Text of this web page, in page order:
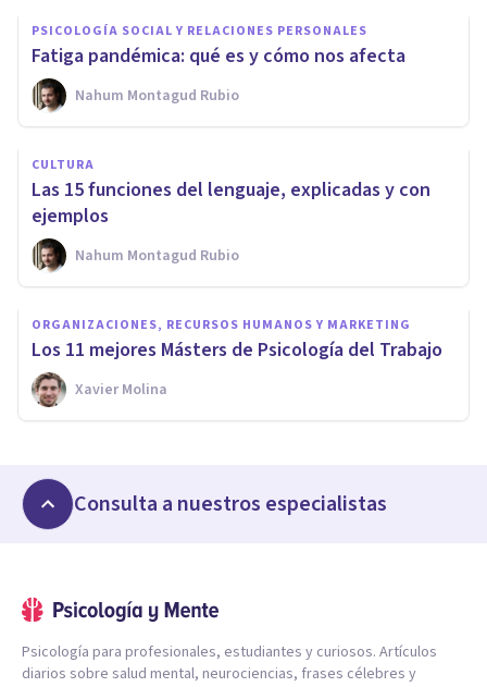
PSICOLOGÍA SOCIAL Y RELACIONES PERSONALES
Fatiga pandémica: qué es y cómo nos afecta
Nahum Montagud Rubio
CULTURA
Las 15 funciones del lenguaje, explicadas y con
ejemplos
Nahum Montagud Rubio
ORGANIZACIONES, RECURSOS HUMANOS Y MARKETING
Los 11 mejores Másters de Psicología del Trabajo
Xavier Molina
Consulta a nuestros especialistas
Psicología para profesionales, estudiantes y curiosos. Artículos
diarios sobre salud mental, neurociencias, frases célebres y